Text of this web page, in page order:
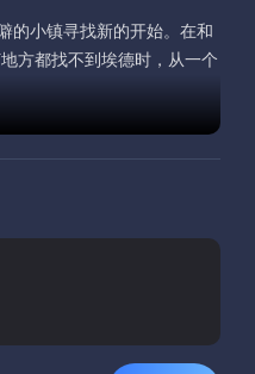
的小镇寻找新的开始。在和
方都找不到埃德时，从一个